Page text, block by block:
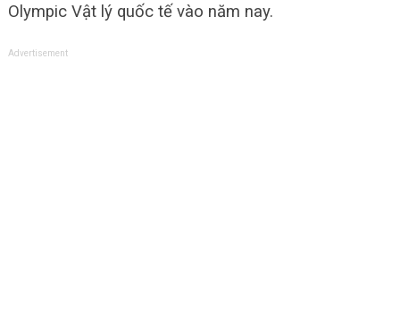
Olympic Vật lý quốc tế vào năm nay.
Advertisement